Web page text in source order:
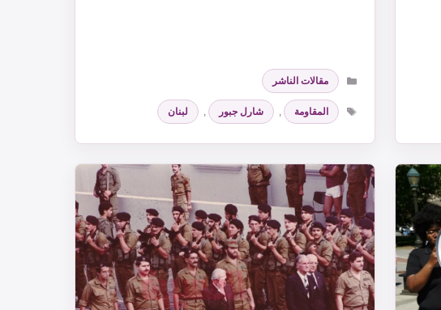
التصنيفات
مقالات الناشر
الوسوم
المقاومة , شارل جبور , لبنان